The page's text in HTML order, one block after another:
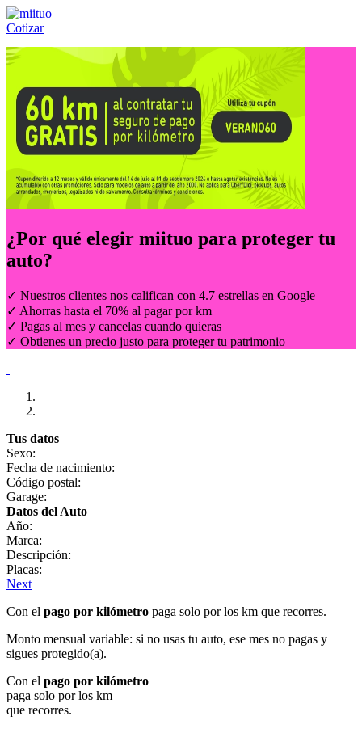
Cotizar
Llámanos al:(55) 84-21-05-00 ó
¿Por qué elegir miituo para proteger tu
auto?
✓ Nuestros clientes nos califican con 4.7 estrellas en Google
✓ Ahorras hasta el 70% al pagar por km
✓ Pagas al mes y cancelas cuando quieras
✓ Obtienes un precio justo para proteger tu patrimonio
Tus datos
Sexo:
Fecha de nacimiento:
Código postal:
Garage:
Datos del Auto
Año:
Marca:
Descripción:
Placas:
Next
Con el pago por kilómetro paga solo por los km que recorres.
Monto mensual variable: si no usas tu auto, ese mes no pagas y
sigues protegido(a).
Con el pago por kilómetro
paga solo por los km
que recorres.